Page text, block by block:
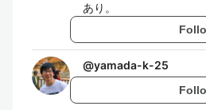
あり。
@yamada-k-25